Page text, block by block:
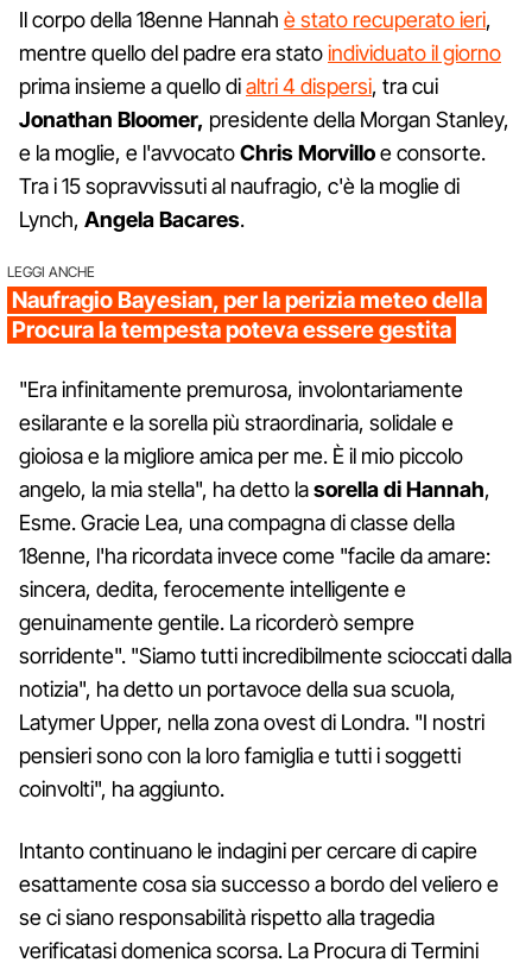
Il corpo della 18enne Hannah è stato recuperato ieri,
mentre quello del padre era statoindividuato il giorno
prima insieme a quello dialtri 4 dispersi, tra cui
Jonathan Bloomer, presidente della Morgan Stanley,
e la moglie, e l'avvocatoChris Morvilloe consorte.
Tra i 15 sopravvissuti al naufragio, c'è la moglie di
Lynch, AngelaBacares.
LEGGI ANCHE
Naufragio Bayesian, per la perizia meteo della
Procura la tempesta poteva essere gestita
"Era infinitamente premurosa, involontariamente
esilarante e la sorella più straordinaria, solidale e
gioiosa e la migliore amica per me. È il mio piccolo
angelo, la mia stella", ha detto lasorelladiHannah,
Esme. Gracie Lea, una compagna di classe della
18enne, l'ha ricordata invece come "facile da amare:
sincera, dedita, ferocemente intelligente e
genuinamente gentile. La ricorderò sempre
sorridente". "Siamo tutti incredibilmente scioccati dalla
notizia", ​​ha detto un portavoce della sua scuola,
Latymer Upper, nella zona ovest di Londra. "I nostri
pensieri sono con la loro famiglia e tutti i soggetti
coinvolti", ha aggiunto.
Intanto continuano le indagini per cercare di capire
esattamente cosa sia successo a bordo del veliero e
se ci siano responsabilità rispetto alla tragedia
verificatasi domenica scorsa. La Procura di Termini